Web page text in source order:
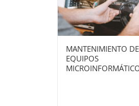
MANTENIMIENTO DE
EQUIPOS